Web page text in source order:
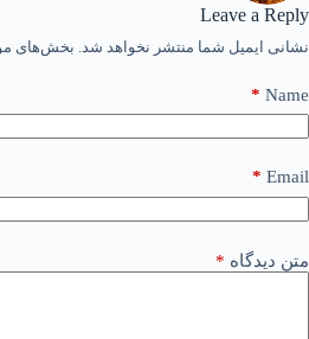
Leave a Reply
نشانی ایمیل شما منتشر نخواهد شد. بخش‌های
Name
*
Email
*
متن دیدگاه *